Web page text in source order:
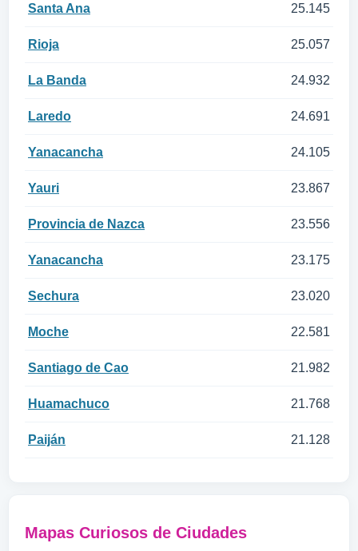
Santa Ana 25.145
Rioja 25.057
La Banda 24.932
Laredo 24.691
Yanacancha 24.105
Yauri 23.867
Provincia de Nazca 23.556
Yanacancha 23.175
Sechura 23.020
Moche 22.581
Santiago de Cao 21.982
Huamachuco 21.768
Paiján 21.128
Mapas Curiosos de Ciudades